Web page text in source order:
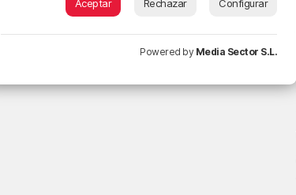
Aceptar Rechazar Configurar
Powered by Media Sector S.L.